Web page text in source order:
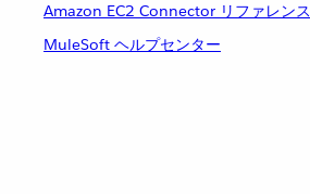
Amazon EC2 Connector リファレンス
MuleSoft ヘルプセンター